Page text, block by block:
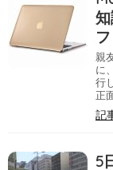
親
に
行
正
記
5